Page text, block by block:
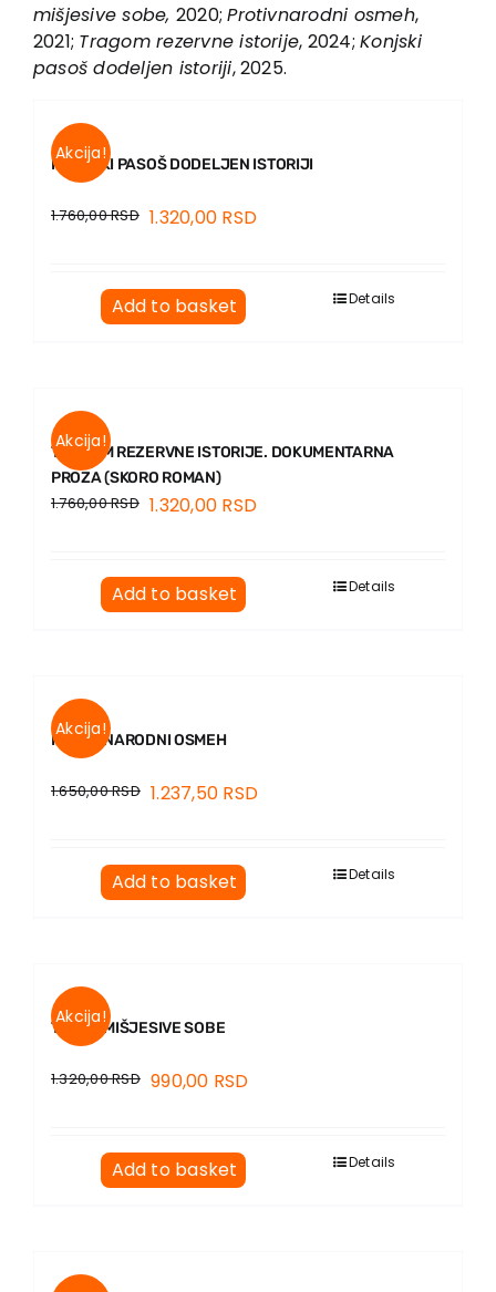
mišjesive sobe, 2020;Protivnarodni osmeh,
2021; Tragom rezervne istorije, 2024;Konjski
pasoš dodeljen istoriji, 2025.
Akcija!
KONJSKI PASOŠ DODELJEN ISTORIJI
1.760,00RSD 1.320,00 RSD
Add to basket Details
Akcija!
TRAGOM REZERVNE ISTORIJE. DOKUMENTARNA
PROZA (SKORO ROMAN)
1.760,00RSD 1.320,00 RSD
Add to basket Details
Akcija!
PROTIVNARODNI OSMEH
1.650,00RSD 1.237,50 RSD
Add to basket Details
Akcija!
TAJNA MIŠJESIVE SOBE
1.320,00RSD 990,00 RSD
Add to basket Details